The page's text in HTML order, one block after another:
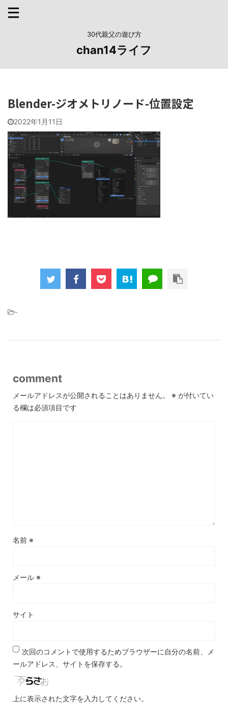
30代親父の遊び方
chan14ライフ
Blender-ジオメトリノード-位置設定
2022年1月11日
-
comment
メールアドレスが公開されることはありません。 ※ が付いてい
る欄は必須項目です
名前 ※
メール ※
サイト
次回のコメントで使用するためブラウザーに自分の名前、メ
ールアドレス、サイトを保存する。
上に表示された文字を入力してください。